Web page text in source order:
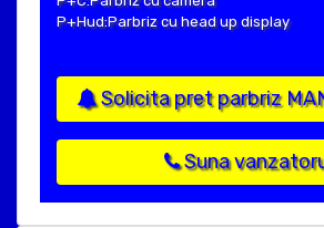
P+Hud:Parbriz cu head up display
Solicita pret parbriz
Suna